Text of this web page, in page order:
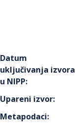
Datum
uključivanja izvora
u NIPP:
Upareni izvor:
Metapodaci: